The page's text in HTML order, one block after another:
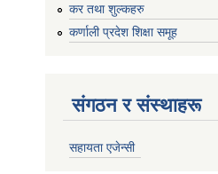
कर तथा शुल्कहरु
कर्णाली प्रदेश शिक्षा समूह
संगठन र संस्थाहरू
सहायता एजेन्सी